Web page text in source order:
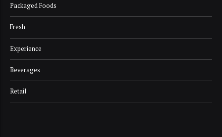
Packaged Foods
Fresh
Experience
Beverages
Retail